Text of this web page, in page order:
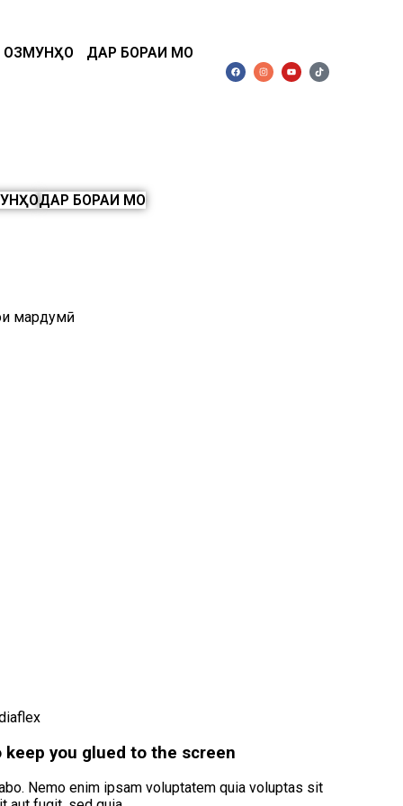
ОЗМУНҲО ДАР БОРАИ МО
ДАР БОРАИ МО
keep you glued to the screen
Nemo enim ipsam voluptatem quia voluptas sit